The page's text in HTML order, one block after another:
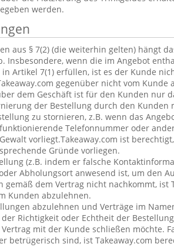
werden.
aus § 7(2) (die weiterhin gelten) hängt
Insbesondere, wenn die im Angebot
Artikel 7(1) erfüllen, ist es der Kunde
gegenüber nicht vom Kunde
dem Geschäft ist für den Kunden nur
der Bestellung durch den Kunden
zu stornieren, z.B. wenn das
Telefonnummer oder
vorliegt.Takeaway.com ist
Gründe vorliegen.
(z.B. indem er falsche
Abholungsort anwesend ist, um den
dem Vertrag nicht nachkommt, ist
Kunden abzulehnen.
abzulehnen und Verträge im
Richtigkeit oder Echtheit der
mit der Kunde schließen möchte.
betrügerisch sind, ist Takeaway.com